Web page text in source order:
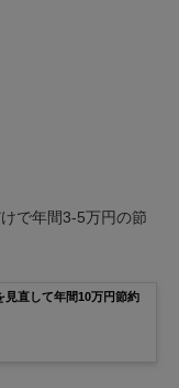
で年間3-5万円の節
見直して年間10万円節約